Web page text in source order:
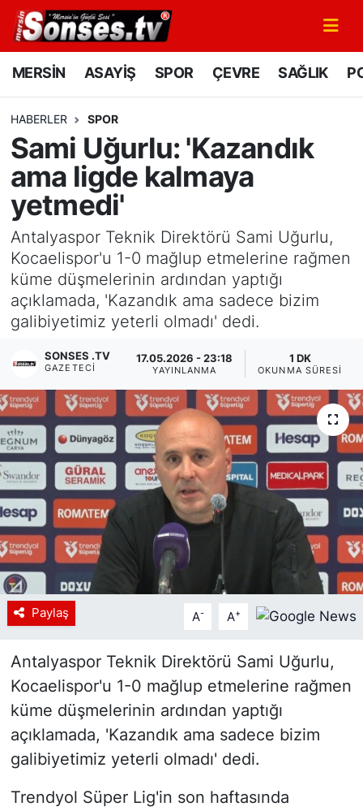
MERSİN ASAYİŞ SPOR ÇEVRE SAĞLIK
HABERLER SPOR
Sami Uğurlu: 'Kazandık
ama ligde kalmaya
yetmedi'
Antalyaspor Teknik Direktörü Sami Uğurlu,
Kocaelispor'u 1-0 mağlup etmelerine rağmen
küme düşmelerinin ardından yaptığı
açıklamada, 'Kazandık ama sadece bizim
galibiyetimiz yeterli olmadı' dedi.
SONSES .TV
GAZETECI
17.05.2026 - 23:18
YAYINLANMA
1 DK
OKUNMA SÜRESI
Paylaş A- A+
Antalyaspor Teknik Direktörü Sami Uğurlu,
Kocaelispor'u 1-0 mağlup etmelerine rağmen
küme düşmelerinin ardından yaptığı
açıklamada, 'Kazandık ama sadece bizim
galibiyetimiz yeterli olmadı' dedi.
Trendyol Süper Lig'in son haftasında
MERSİN
SPOR
GÜNÜN MANŞETİ
DÜNYA
KÜLTÜR - SANAT
MAGAZİN
SAĞLIK
Siyaset
YEREL HABER
Haberde insan
Tanıtım
Mersin Nöbetçi Eczaneler
Mersin Namaz Vakitleri
Mersin Trafik Yoğunluk Haritası
Süper Lig Puan Durumu ve Fikstür
Tüm Manşetler
Son Dakika Haberleri
Haber Arşivi